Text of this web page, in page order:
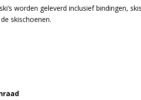
worden geleverd inclusief bindingen,
skischoenen.